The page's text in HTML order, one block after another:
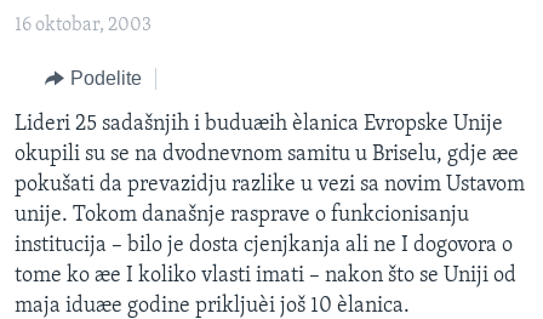
glavnu
pretragu
BALKAN
GLOBALNE TEME
EKONOMIJA
NAUKA I TEHNOLOGIJA
MEDICINA
KULTURA
DRUŠTVO
OTVORENI STUDIO
IZ AMERIKE
PRATITE NAS
Jezici
16 oktobar, 2003
Podelite
Lideri 25 sadašnjih i buduæih èlanica Evropske Unije
okupili su se na dvodnevnom samitu u Briselu, gdje æe
pokušati da prevazidju razlike u vezi sa novim Ustavom
unije. Tokom današnje rasprave o funkcionisanju
institucija – bilo je dosta cjenjkanja ali ne I dogovora o
tome ko æe I koliko vlasti imati – nakon što se Uniji od
maja iduæe godine prikljuèi još 10 èlanica.